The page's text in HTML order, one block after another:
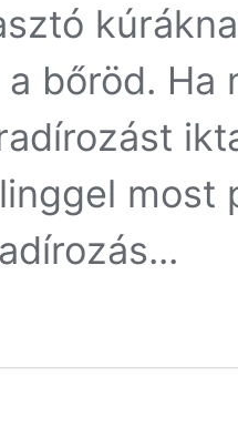
bőröd.
most